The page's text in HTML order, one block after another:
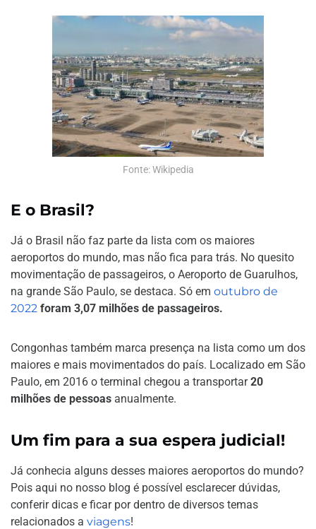
Fonte: Wikipedia
E o Brasil?
Já o Brasil não faz parte da lista com os maiores
aeroportos do mundo, mas não fica para trás. No quesito
movimentação de passageiros, o Aeroporto de Guarulhos,
na grande São Paulo, se destaca. Só em outubro de
2022 foram 3,07 milhões de passageiros.
Congonhas também marca presença na lista como um dos
maiores e mais movimentados do país. Localizado em São
Paulo, em 2016 o terminal chegou a transportar20
milhões de pessoas anualmente.
Um fim para a sua espera judicial!
Já conhecia alguns desses maiores aeroportos do mundo?
Pois aqui no nosso blog é possível esclarecer dúvidas,
conferir dicas e ficar por dentro de diversos temas
relacionados a viagens!